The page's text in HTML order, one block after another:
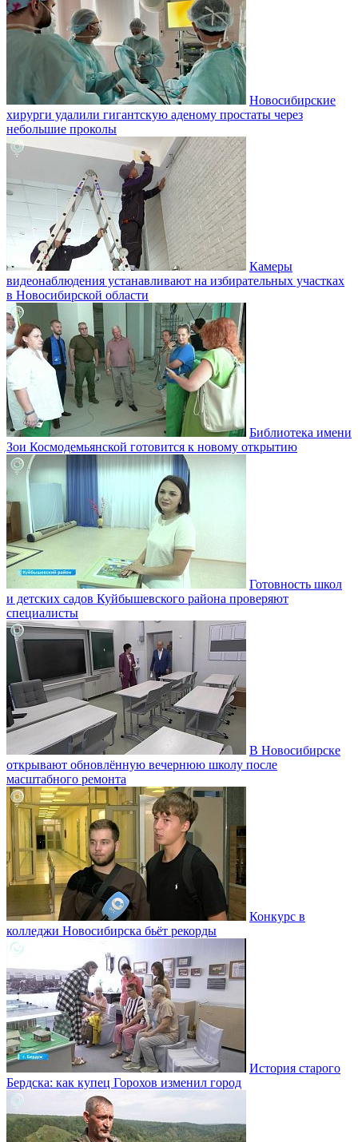
Новосибирские
хирурги удалили гигантскую аденому простаты через
небольшие проколы
Камеры
видеонаблюдения устанавливают на избирательных участках
в Новосибирской области
Библиотека имени
Зои Космодемьянской готовится к новому открытию
Готовность школ
и детских садов Куйбышевского района проверяют
специалисты
В Новосибирске
открывают обновлённую вечернюю школу после
масштабного ремонта
Конкурс в
колледжи Новосибирска бьёт рекорды
История старого
Бердска: как купец Горохов изменил город